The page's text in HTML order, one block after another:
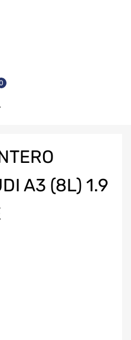
A3 (8L) 1.9